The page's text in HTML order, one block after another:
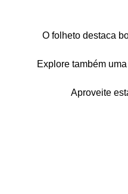
O folheto destaca
Explore também
Aproveite